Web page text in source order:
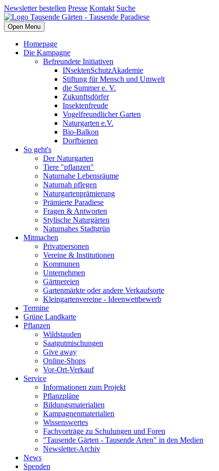
Newsletter bestellen Presse Kontakt Suche
Open Menu
Homepage
Die Kampagne
Befreundete Initiativen
INsektenSchutzAkademie
Stiftung für Mensch und Umwelt
die Summer e. V.
Zukunftsdörfer
Insektenfreude
Vogelfreundlicher Garten
Naturgarten e.V.
Bio-Balkon
Dorfbienen
So geht's
Der Naturgarten
Tiere "pflanzen"
Naturnahe Lebensräume
Naturnah pflegen
Naturgartenprämierung
Prämierte Paradiese
Fragen & Antworten
Stylische Naturgärten
Naturnahes Stadtgrün
Mitmachen
Privatpersonen
Vereine & Institutionen
Kommunen
Unternehmen
Gärtnereien
Gartenmärkte oder andere Verkaufsorte
Kleingartenvereine - Ideenwettbewerb
Termine
Grüne Landkarte
Pflanzen
Wildstauden
Saatgutmischungen
Give away
Online-Shops
Vor-Ort-Verkauf
Service
Informationen zum Projekt
Pflanzpläne
Bildungsmaterialien
Kampagnenmaterialien
Wissenswertes
Fachvorträge zu Schulungen und Foren
"Tausende Gärten - Tausende Arten" in den Medien
Newsletter-Archiv
News
Spenden